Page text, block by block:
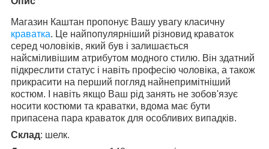
Магазин Каштан пропонує Вашу увагу класичну
краватка. Це найпопулярніший різновид краваток
серед чоловіків, який був і залишається
найсміливішим атрибутом модного стилю. Він здатний
підкреслити статус і навіть професію чоловіка, а також
прикрасити на перший погляд найнепримітніший
костюм. І навіть якщо Ваш рід занять не зобов'язує
носити костюми та краватки, вдома має бути
припасена пара краваток для особливих випадків.
Склад: шелк.